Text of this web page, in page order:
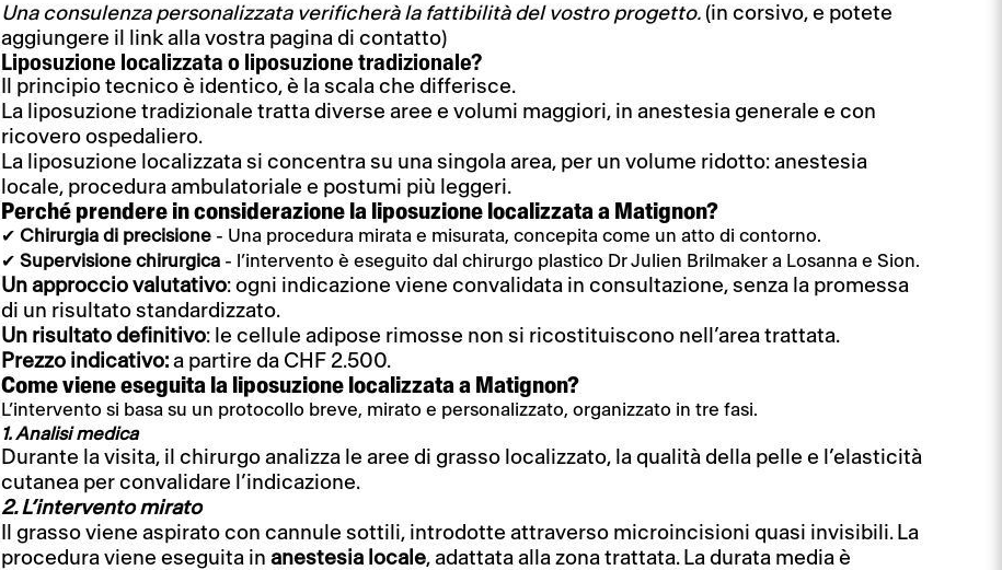
Una consulenza personalizzata verificherà la fattibilità del vostro progetto. (in corsivo, e potete
aggiungere il link alla vostra pagina di contatto)
Liposuzione localizzata o liposuzione tradizionale?
Il principio tecnico è identico, è la scala che differisce.
La liposuzione tradizionale tratta diverse aree e volumi maggiori, in anestesia generale e con
ricovero ospedaliero.
La liposuzione localizzata si concentra su una singola area, per un volume ridotto: anestesia
locale, procedura ambulatoriale e postumi più leggeri.
Perché prendere in considerazione la liposuzione localizzata a Matignon?
✔Chirurgia di precisione - Una procedura mirata e misurata, concepita come un atto di contorno.
✔Supervisione chirurgica - l’intervento è eseguito dal chirurgo plastico Dr Julien Brilmaker a Losanna e Sion.
Un approccio valutativo: ogni indicazione viene convalidata in consultazione, senza la promessa
di un risultato standardizzato.
Un risultato definitivo: le cellule adipose rimosse non si ricostituiscono nell’area trattata.
Prezzo indicativo:a partire da CHF 2.500.
Come viene eseguita la liposuzione localizzata a Matignon?
L’intervento si basa su un protocollo breve, mirato e personalizzato, organizzato in tre fasi.
1. Analisi medica
Durante la visita, il chirurgo analizza le aree di grasso localizzato, la qualità della pelle e l’elasticità
cutanea per convalidare l’indicazione.
2. L’intervento mirato
Il grasso viene aspirato con cannule sottili, introdotte attraverso microincisioni quasi invisibili. La
procedura viene eseguita inanestesia locale, adattata alla zona trattata. La durata media è